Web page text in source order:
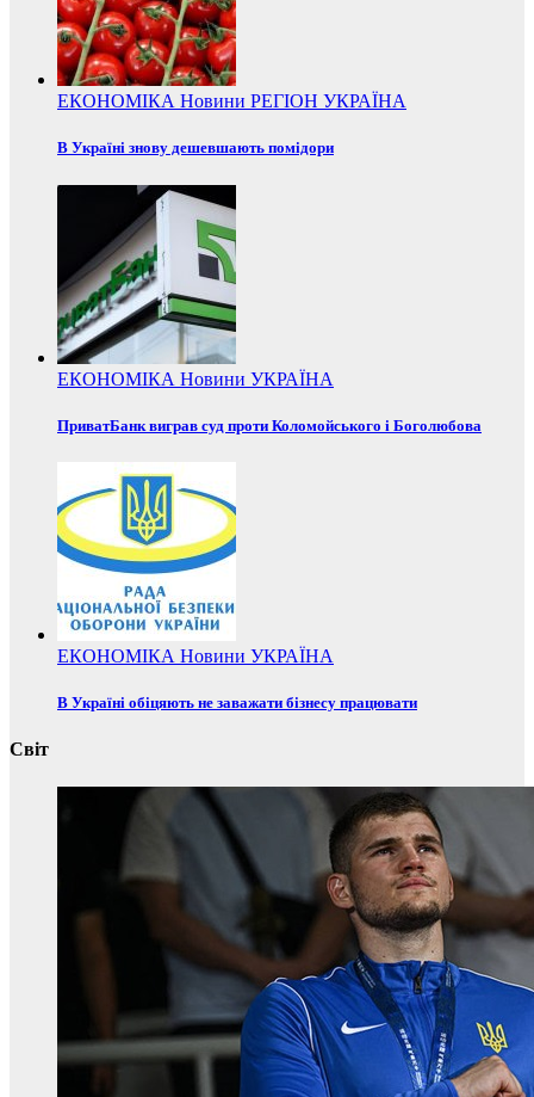
ЕКОНОМІКА Новини РЕГІОН УКРАЇНА
В Україні знову дешевшають помідори
ЕКОНОМІКА Новини УКРАЇНА
ПриватБанк виграв суд проти Коломойського і Боголюбова
ЕКОНОМІКА Новини УКРАЇНА
В Україні обіцяють не заважати бізнесу працювати
Світ